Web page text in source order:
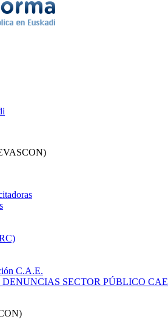
C.A.E.
SECTOR PÚBLICO CAE